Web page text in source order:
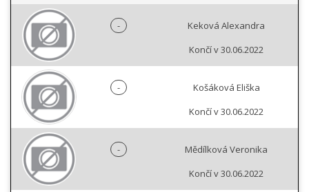
-
Keková Alexandra
Končí v 30.06.2022
-
Košáková Eliška
Končí v 30.06.2022
-
Mědílková Veronika
Končí v 30.06.2022